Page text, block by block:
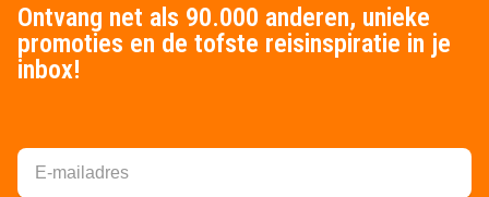
Ontvang net als 90.000 anderen, unieke
promoties en de tofste reisinspiratie in je
inbox!